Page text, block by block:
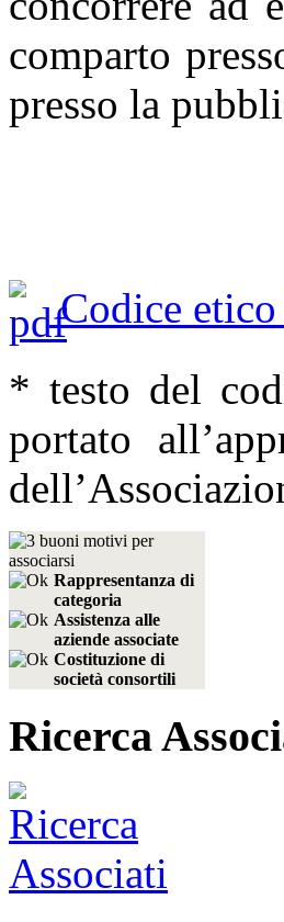
comparto
presso la
Codice
* testo del
portato
Rappresentanza di
categoria
Assistenza alle
aziende associate
Costituzione di
società consortili
Ricerca